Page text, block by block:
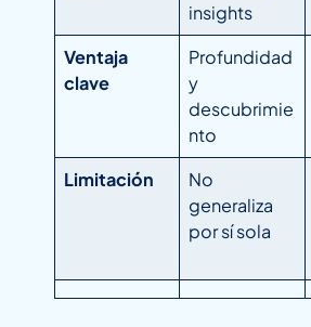
insights
Ventaja
clave
Profundidad
y
descubrimie
nto
Limitación
No
generaliza
por sí sola